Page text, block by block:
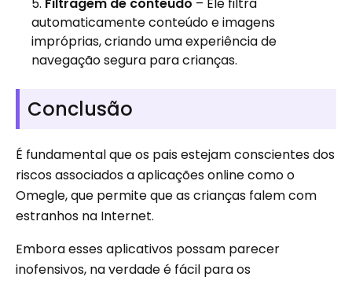
Filtragem de conteúdo – Ele filtra
automaticamente conteúdo e imagens
impróprias, criando uma experiência de
navegação segura para crianças.
Conclusão
É fundamental que os pais estejam conscientes dos
riscos associados a aplicações online como o
Omegle, que permite que as crianças falem com
estranhos na Internet.
Embora esses aplicativos possam parecer
inofensivos, na verdade é fácil para os